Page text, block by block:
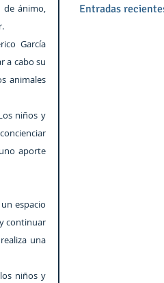
de ánimo,
García
a cabo su
animales
niños y
aporte
espacio
continuar
una
niños y
Entradas